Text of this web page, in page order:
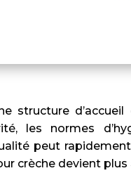
structure
les normes
peut
crèche devient